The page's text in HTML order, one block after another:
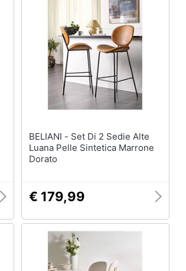
BELIANI - Set Di 2 Sedie Alte
Luana Pelle Sintetica Marrone
Dorato
€ 179,99